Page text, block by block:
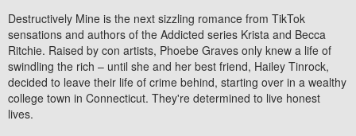
Destructively Mine is the next sizzling romance from TikTok
sensations and authors of the Addicted series Krista and Becca
Ritchie. Raised by con artists, Phoebe Graves only knew a life of
swindling the rich – until she and her best friend, Hailey Tinrock,
decided to leave their life of crime behind, starting over in a wealthy
college town in Connecticut. They're determined to live honest
lives.